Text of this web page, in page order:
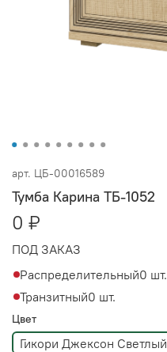
арт. ЦБ-00016589
Тумба Карина ТБ-1052
0 ₽
ПОД ЗАКАЗ
Распределительный0 шт.
Транзитный0 шт.
Цвет
Гикори Джексон Светлый